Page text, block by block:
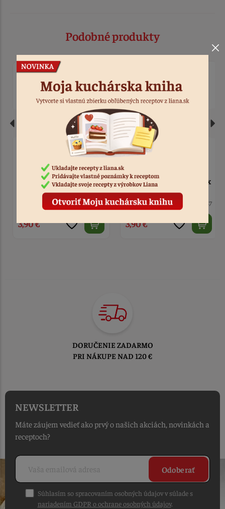
Podobné produkty
Krabička na tortu
priesvitná biela 26 x 26 x
Kód: 6147
3,90 €
priesvitná biela 30 x 30 x
18 cm
2 ks Kód: 6148
4,30 €
TOVAR ODOSIELAME
DO 1-2 PRACOVNÝCH DNÍ
NEWSLETTER
Máte záujem vedieť ako prvý o našich akciách, novinkách a
receptoch?
Odoberať
Súhlasím so spracovaním osobných údajov v súlade s
nariadením GDPR o ochrane osobných údajov.